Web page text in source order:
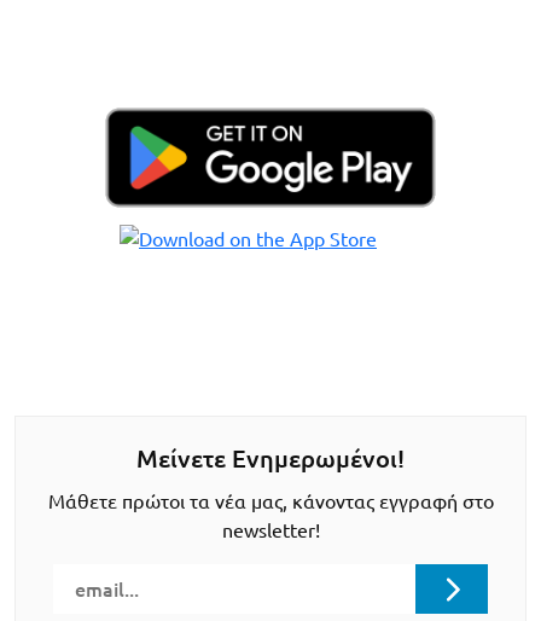
Μείνετε Ενημερωμένοι!
Μάθετε πρώτοι τα νέα μας, κάνοντας εγγραφή στο
newsletter!